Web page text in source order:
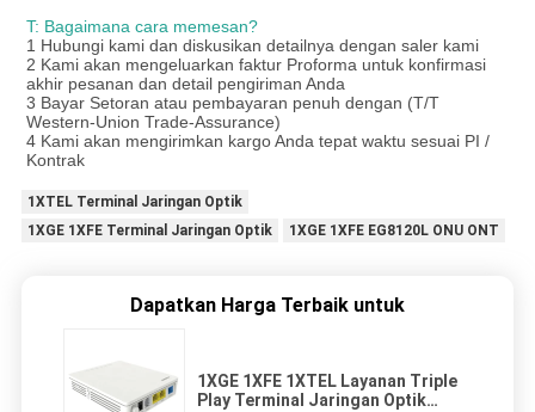
T: Bagaimana cara memesan?
1 Hubungi kami dan diskusikan detailnya dengan saler kami
2 Kami akan mengeluarkan faktur Proforma untuk konfirmasi
akhir pesanan dan detail pengiriman Anda
3 Bayar Setoran atau pembayaran penuh dengan (T/T
Western-Union Trade-Assurance)
4 Kami akan mengirimkan kargo Anda tepat waktu sesuai PI /
Kontrak
1XTEL Terminal Jaringan Optik
1XGE 1XFE Terminal Jaringan Optik
1XGE 1XFE EG8120L ONU ONT
Dapatkan Harga Terbaik untuk
1XGE 1XFE 1XTEL Layanan Triple
Play Terminal Jaringan Optik